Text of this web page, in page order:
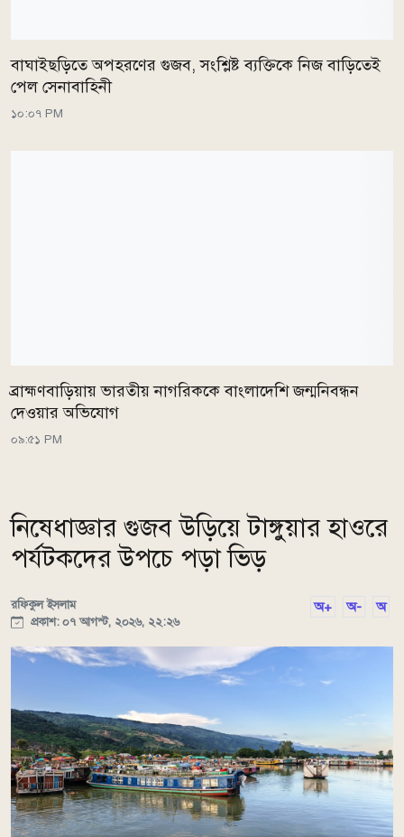
বাঘাইছড়িতে অপহরণের গুজব, সংশ্লিষ্ট ব্যক্তিকে নিজ বাড়িতেই
পেল সেনাবাহিনী
১০:০৭ PM
ব্রাহ্মণবাড়িয়ায় ভারতীয় নাগরিককে বাংলাদেশি জন্মনিবন্ধন
দেওয়ার অভিযোগ
০৯:৫১ PM
নিষেধাজ্ঞার গুজব উড়িয়ে টাঙ্গুয়ার হাওরে
পর্যটকদের উপচে পড়া ভিড়
রফিকুল ইসলাম
প্রকাশ: ০৭ আগস্ট, ২০২৬, ২২:২৬
অ+ অ- অ